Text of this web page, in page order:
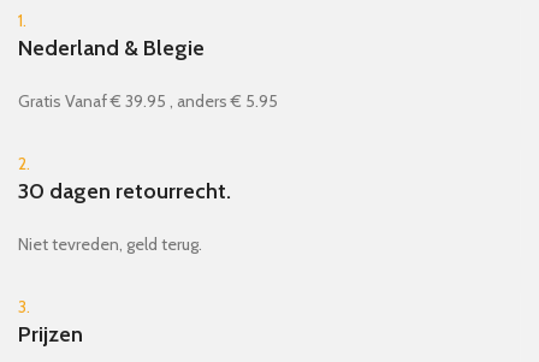
1.
Nederland & Blegie
Gratis Vanaf € 39.95 , anders € 5.95
2.
30 dagen retourrecht.
Niet tevreden, geld terug.
3.
Prijzen